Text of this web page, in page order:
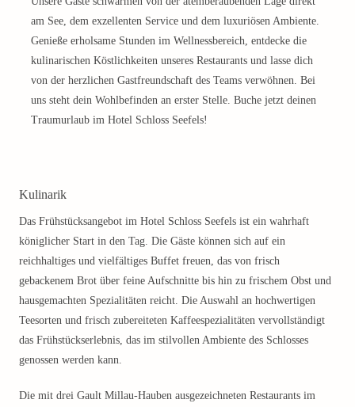
am See, dem exzellenten Service und dem luxuriösen Ambiente.
Genieße erholsame Stunden im Wellnessbereich, entdecke die
kulinarischen Köstlichkeiten unseres Restaurants und lasse dich
von der herzlichen Gastfreundschaft des Teams verwöhnen. Bei
uns steht dein Wohlbefinden an erster Stelle. Buche jetzt deinen
Traumurlaub im Hotel Schloss Seefels!
Kulinarik
Das Frühstücksangebot im Hotel Schloss Seefels ist ein wahrhaft
königlicher Start in den Tag. Die Gäste können sich auf ein
reichhaltiges und vielfältiges Buffet freuen, das von frisch
gebackenem Brot über feine Aufschnitte bis hin zu frischem Obst und
hausgemachten Spezialitäten reicht. Die Auswahl an hochwertigen
Teesorten und frisch zubereiteten Kaffeespezialitäten vervollständigt
das Frühstückserlebnis, das im stilvollen Ambiente des Schlosses
genossen werden kann.
Die mit drei Gault Millau-Hauben ausgezeichneten Restaurants im